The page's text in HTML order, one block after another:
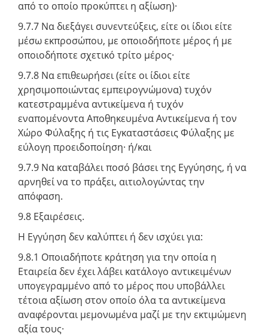
από το οποίο προκύπτει η αξίωση)·
9.7.7 Να διεξάγει συνεντεύξεις, είτε οι ίδιοι είτε
μέσω εκπροσώπου, με οποιοδήποτε μέρος ή με
οποιοδήποτε σχετικό τρίτο μέρος·
9.7.8 Να επιθεωρήσει (είτε οι ίδιοι είτε
χρησιμοποιώντας εμπειρογνώμονα) τυχόν
κατεστραμμένα αντικείμενα ή τυχόν
εναπομένοντα Αποθηκευμένα Αντικείμενα ή τον
Χώρο Φύλαξης ή τις Εγκαταστάσεις Φύλαξης με
εύλογη προειδοποίηση· ή/και
9.7.9 Να καταβάλει ποσό βάσει της Εγγύησης, ή να
αρνηθεί να το πράξει, αιτιολογώντας την
απόφαση.
9.8 Εξαιρέσεις.
Η Εγγύηση δεν καλύπτει ή δεν ισχύει για:
9.8.1 Οποιαδήποτε κράτηση για την οποία η
Εταιρεία δεν έχει λάβει κατάλογο αντικειμένων
υπογεγραμμένο από το μέρος που υποβάλλει
τέτοια αξίωση στον οποίο όλα τα αντικείμενα
αναφέρονται μεμονωμένα μαζί με την εκτιμώμενη
αξία τους·